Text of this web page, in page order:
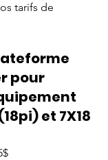
tarifs de
pour
et 7X18